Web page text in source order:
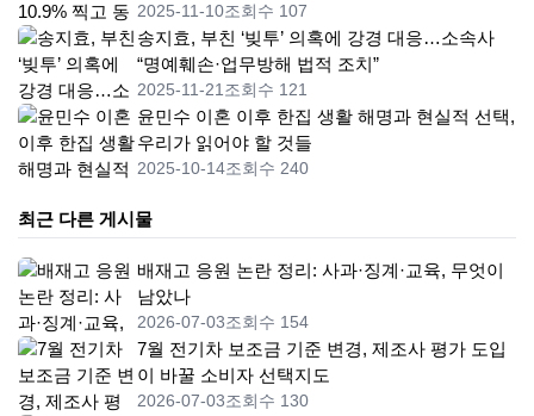
2025-11-10조회수 107
송지효, 부친 ‘빚투’ 의혹에 강경 대응…소속사
“명예훼손·업무방해 법적 조치”
2025-11-21조회수 121
윤민수 이혼 이후 한집 생활 해명과 현실적 선택,
우리가 읽어야 할 것들
2025-10-14조회수 240
최근 다른 게시물
배재고 응원 논란 정리: 사과·징계·교육, 무엇이
남았나
2026-07-03조회수 154
7월 전기차 보조금 기준 변경, 제조사 평가 도입
이 바꿀 소비자 선택지도
2026-07-03조회수 130